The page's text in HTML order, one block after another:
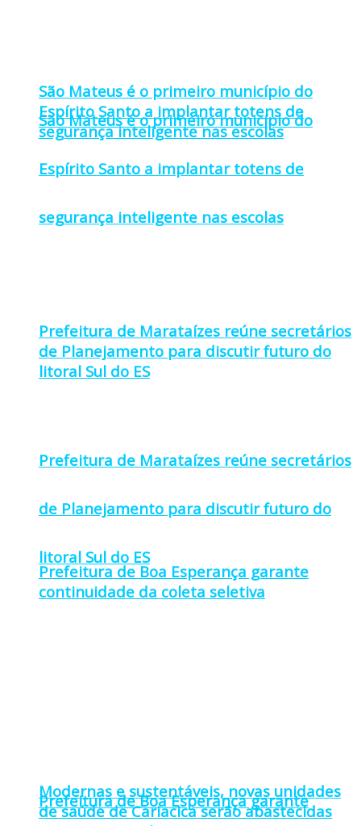
São Mateus é o primeiro município do
Espírito Santo a implantar totens de
segurança inteligente nas escolas
Prefeitura de Marataízes reúne secretários
de Planejamento para discutir futuro do
litoral Sul do ES
Prefeitura de Boa Esperança garante
São Mateus é o primeiro município do
Espírito Santo a implantar totens de
segurança inteligente nas escolas
Prefeitura de Marataízes reúne secretários
de Planejamento para discutir futuro do
litoral Sul do ES
Prefeitura de Boa Esperança garante
continuidade da coleta seletiva
Modernas e sustentáveis, novas unidades
de saúde de Cariacica serão abastecidas